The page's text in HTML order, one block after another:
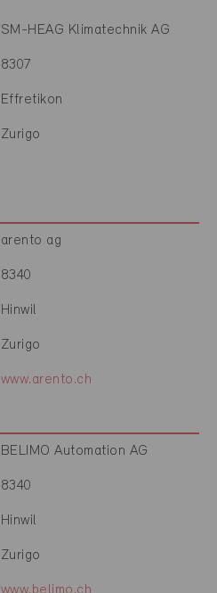
SM-HEAG Klimatechnik AG
8307
Effretikon
Zurigo
arento ag
8340
Hinwil
Zurigo
www.arento.ch
BELIMO Automation AG
8340
Hinwil
Zurigo